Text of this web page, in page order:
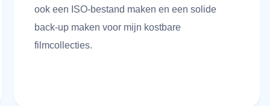
ook een ISO-bestand maken en een solide
back-up maken voor mijn kostbare
filmcollecties.